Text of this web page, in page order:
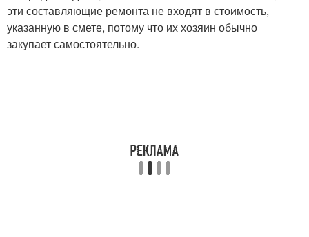
эти составляющие ремонта не входят в стоимость,
указанную в смете, потому что их хозяин обычно
закупает самостоятельно.